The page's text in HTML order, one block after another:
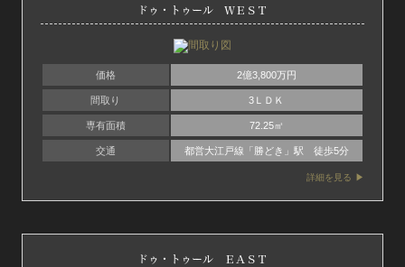
ドゥ・トゥール ＷＥＳＴ
価格 2億3,800万円
間取り 3ＬＤＫ
専有面積 72.25㎡
交通 都営大江戸線「勝どき」駅 徒歩5分
詳細を見る
ドゥ・トゥール ＥＡＳＴ